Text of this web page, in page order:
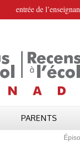
entrée de
PARENTS